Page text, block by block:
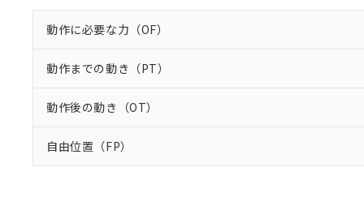
動作に必要な力（OF）
動作までの動き（PT）
動作後の動き（OT）
自由位置（FP）
お客様が当
が、当社の
※当社の共
いる法人を
※3 非含有証明
EU RoHS指令（
51物質の非含有
※本証明書は発行
また、RoHS指
味します。
「－」：未確認
受注生